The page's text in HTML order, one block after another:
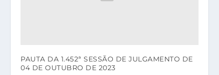
PAUTA DA 1.452ª SESSÃO DE JULGAMENTO DE
04 DE OUTUBRO DE 2023